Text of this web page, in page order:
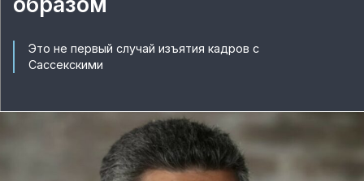
Это не первый случай изъятия кадров с
Сассекскими